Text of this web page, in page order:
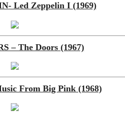
Led Zeppelin I (1969)
– The Doors (1967)
From Big Pink (1968)